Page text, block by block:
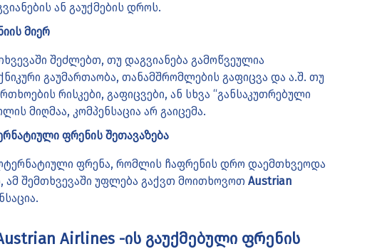
ან გაუქმების დროს.
მიერ
შეძლებთ, თუ დაგვიანება გამოწვეულია
გაუმართაობა, თანამშრომლების გაფიცვა და ა.შ. თუ
რისკები, გაფიცვები, ან სხვა “განსაკუთრებული
მიღმაა, კომპენსაცია არ გაიცემა.
ფრენის შეთავაზება
ფრენა, რომლის ჩაფრენის დრო დაემთხვეოდა
ამ შემთხვევაში უფლება გაქვთ მოითხოვოთ Austrian
Airlines -ის გაუქმებული ფრენის